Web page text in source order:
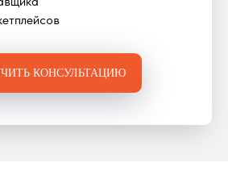
КОНСУЛЬТАЦИЮ